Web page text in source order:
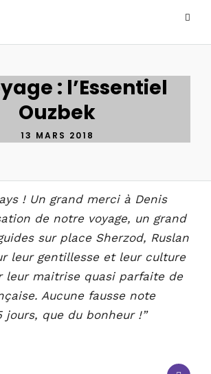
: l’Essentiel
Ouzbek
13 MARS 2018
! Un grand merci à Denis
de notre voyage, un grand
sur place Sherzod, Ruslan
leur gentillesse et leur culture
leur maitrise quasi parfaite de
Aucune fausse note
jours, que du bonheur !”